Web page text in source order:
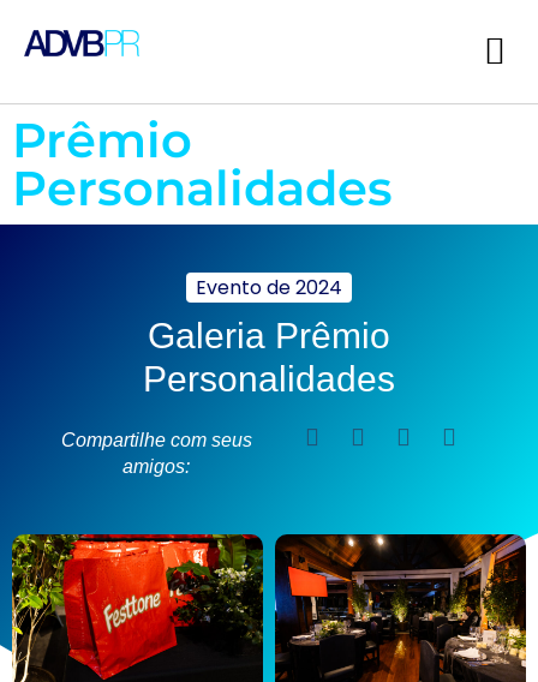
Prêmio
Personalidades
Evento de2024
Galeria Prêmio
Personalidades
Compartilhe com seus
amigos: